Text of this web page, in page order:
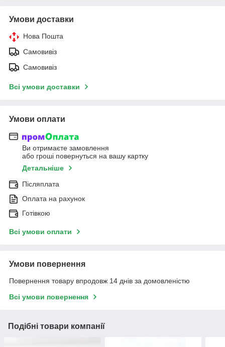
Умови доставки
Нова Пошта
Самовивіз
Самовивіз
Всі умови доставки
Умови оплати
Ви отримаєте замовлення
або гроші повернуться на вашу картку
Детальніше
Післяплата
Оплата на рахунок
Готівкою
Всі умови оплати
Умови повернення
Повернення товару впродовж 14 днів за домовленістю
Всі умови повернення
Подібні товари компанії